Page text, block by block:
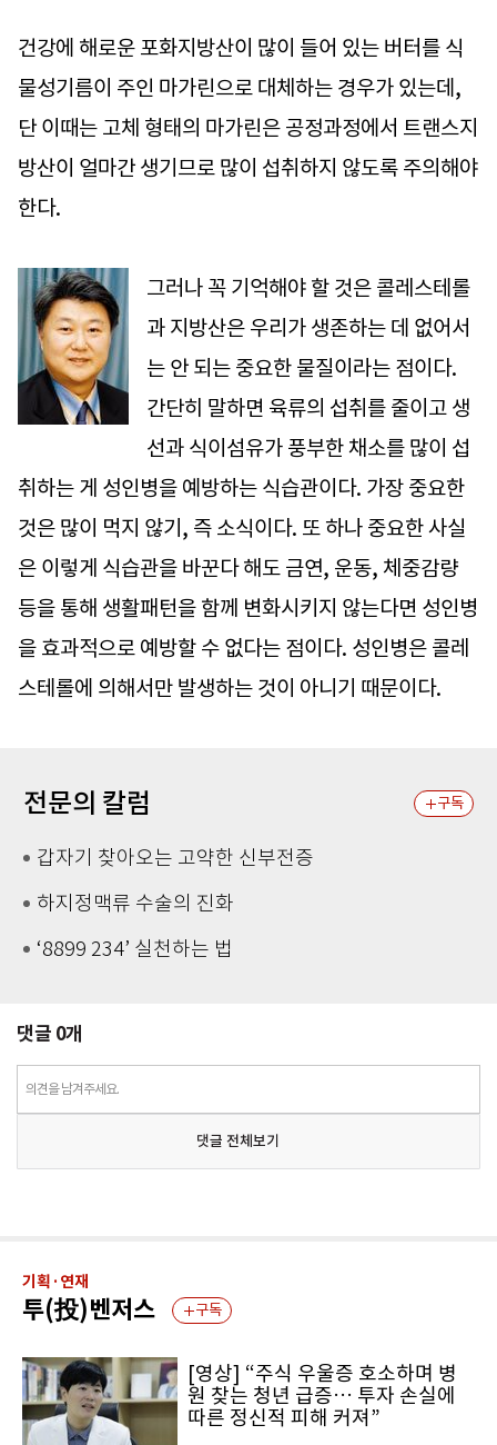
건강에 해로운 포화지방산이 많이 들어 있는 버터를 식
물성기름이 주인 마가린으로 대체하는 경우가 있는데,
단 이때는 고체 형태의 마가린은 공정과정에서 트랜스지
방산이 얼마간 생기므로 많이 섭취하지 않도록 주의해야
한다.
그러나 꼭 기억해야 할 것은 콜레스테롤
과 지방산은 우리가 생존하는 데 없어서
는 안 되는 중요한 물질이라는 점이다.
간단히 말하면 육류의 섭취를 줄이고 생
선과 식이섬유가 풍부한 채소를 많이 섭
취하는 게 성인병을 예방하는 식습관이다. 가장 중요한
것은 많이 먹지 않기, 즉 소식이다. 또 하나 중요한 사실
은 이렇게 식습관을 바꾼다 해도 금연, 운동, 체중감량
등을 통해 생활패턴을 함께 변화시키지 않는다면 성인병
을 효과적으로 예방할 수 없다는 점이다. 성인병은 콜레
스테롤에 의해서만 발생하는 것이 아니기 때문이다.
전문의 칼럼 구독
갑자기 찾아오는 고약한 신부전증
하지정맥류 수술의 진화
‘8899 234’ 실천하는 법
댓글 0개
의견을 남겨주세요.
댓글 전체보기
기획·연재
투(投)벤저스 구독
[영상] “주식 우울증 호소하며 병
원 찾는 청년 급증… 투자 손실에
따른 정신적 피해 커져”